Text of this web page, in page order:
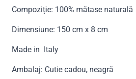
Compoziție: 100% mătase naturală
Dimensiune: 150 cm x 8 cm
Made in Italy
Ambalaj: Cutie cadou, neagră